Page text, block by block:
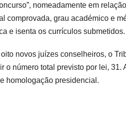
nomeadamente em
comprovada, grau académico e
e isenta os currículos submetidos.
novos juízes conselheiros, o
o número total previsto por lei,
homologação presidencial.